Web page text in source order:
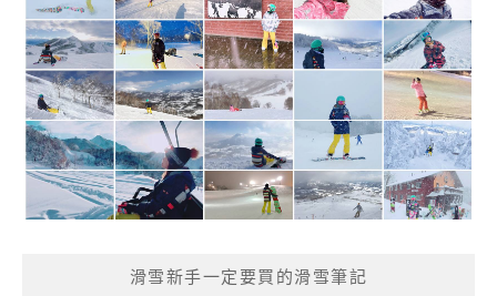
滑雪新手一定要買的滑雪筆記